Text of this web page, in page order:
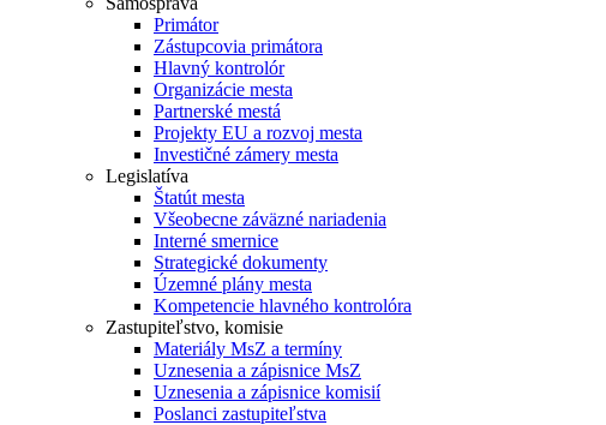
Primátor
Zástupcovia primátora
Hlavný kontrolór
Organizácie mesta
Partnerské mestá
Projekty EU a rozvoj mesta
Investičné zámery mesta
Legislatíva
Štatút mesta
Všeobecne záväzné nariadenia
Interné smernice
Strategické dokumenty
Územné plány mesta
Kompetencie hlavného kontrolóra
Zastupiteľstvo, komisie
Materiály MsZ a termíny
Uznesenia a zápisnice MsZ
Uznesenia a zápisnice komisií
Poslanci zastupiteľstva